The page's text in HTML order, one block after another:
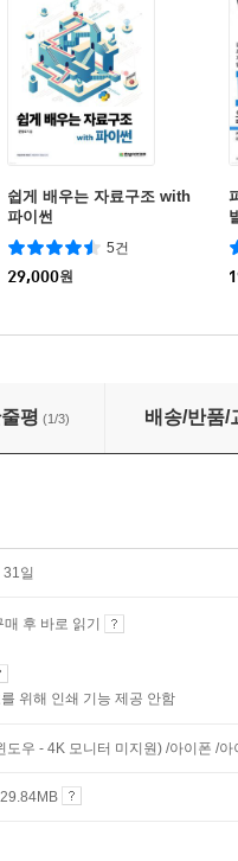
쉽게 배우는 자료구조 with
파이썬
5건
29,000원
평 (1/3) 배송/반품/
일
후 바로 읽기
위해 인쇄 기능 제공 안함
도우 - 4K 모니터 미지원) /아이폰 /